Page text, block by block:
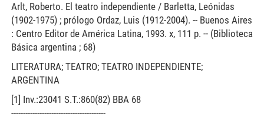
Arlt, Roberto. El teatro independiente / Barletta, Leónidas
(1902-1975) ; prólogo Ordaz, Luis (1912-2004). -- Buenos Aires
: Centro Editor de América Latina, 1993. x, 111 p. -- (Biblioteca
Básica argentina ; 68)
LITERATURA; TEATRO; TEATRO INDEPENDIENTE;
ARGENTINA
[1] Inv.:23041 S.T.:860(82) BBA 68
----------------------------------------